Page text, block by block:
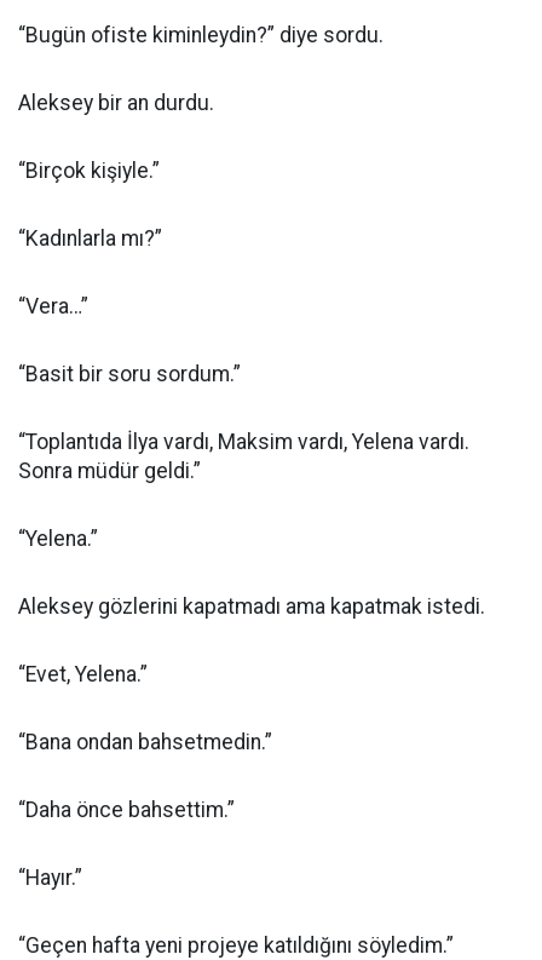
“Bugün ofiste kiminleydin?” diye sordu.
Aleksey bir an durdu.
“Birçok kişiyle.”
“Kadınlarla mı?”
“Vera…”
“Basit bir soru sordum.”
“Toplantıda İlya vardı, Maksim vardı, Yelena vardı.
Sonra müdür geldi.”
“Yelena.”
Aleksey gözlerini kapatmadı ama kapatmak istedi.
“Evet, Yelena.”
“Bana ondan bahsetmedin.”
“Daha önce bahsettim.”
“Hayır.”
“Geçen hafta yeni projeye katıldığını söyledim.”